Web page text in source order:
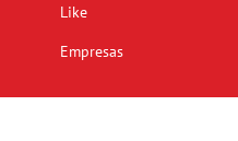
Like
Empresas